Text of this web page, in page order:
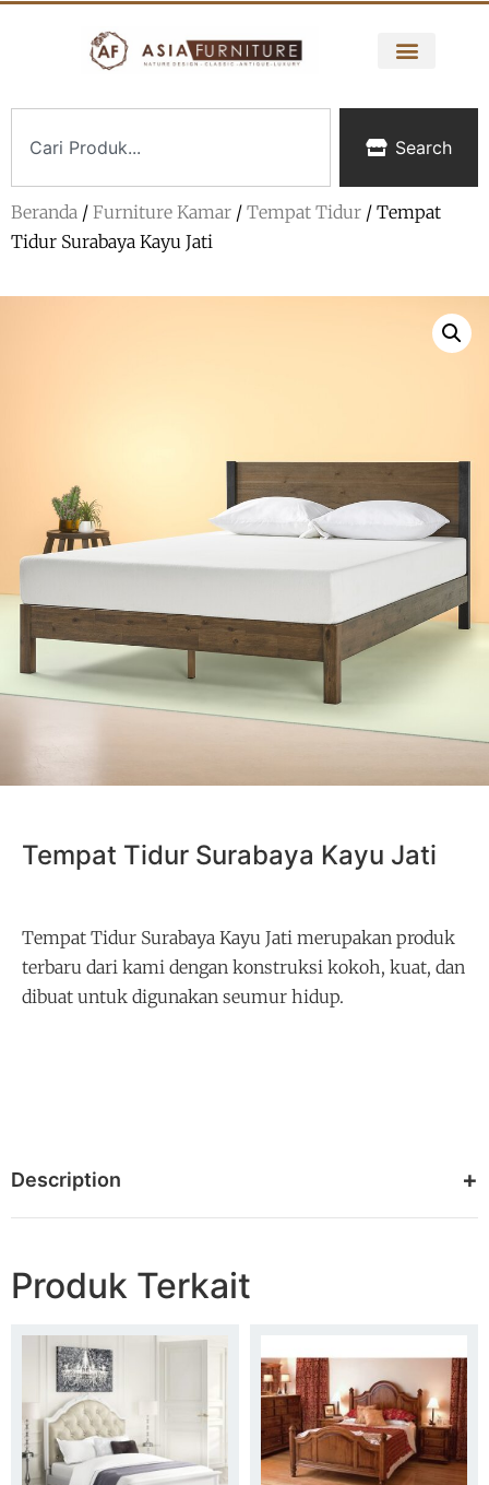
Search
Beranda / Furniture Kamar / Tempat Tidur / Tempat
Tidur Surabaya Kayu Jati
Tempat Tidur Surabaya Kayu Jati
Tempat Tidur Surabaya Kayu Jati merupakan produk
terbaru dari kami dengan konstruksi kokoh, kuat, dan
dibuat untuk digunakan seumur hidup.
Description
Produk Terkait